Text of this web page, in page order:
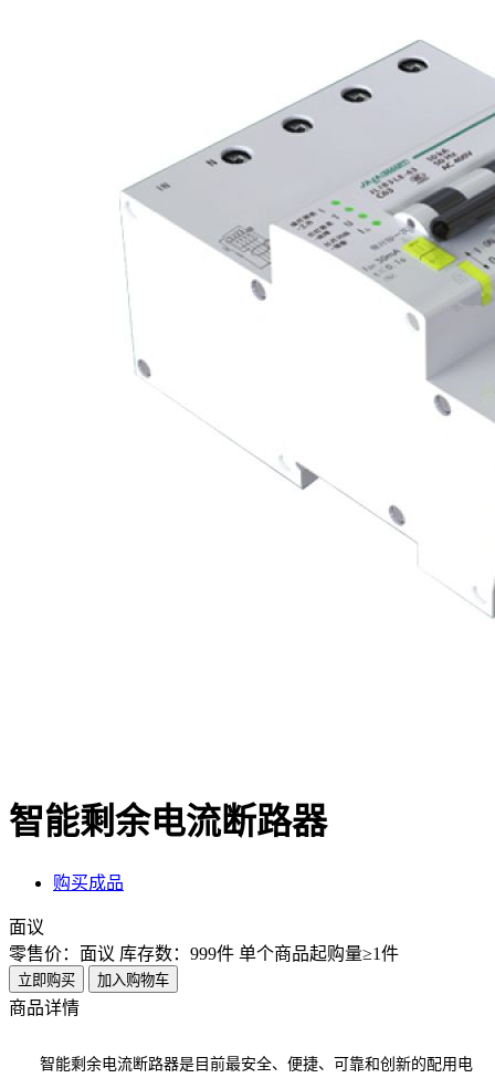
智能剩余电流断路器
购买成品
面议
零售价：面议 库存数：999件 单个商品起购量≥1件
立即购买 加入购物车
商品详情
智能剩余电流断路器是目前最安全、便捷、可靠和创新的配用电